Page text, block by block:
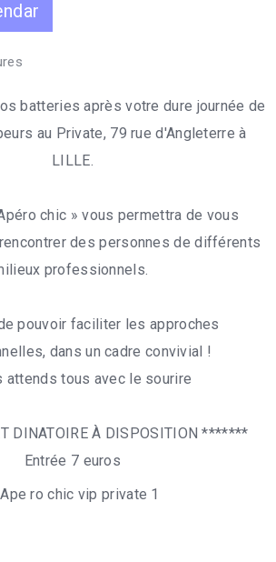
batteries après votre dure journée de
au Private, 79 rue d'Angleterre à
LILLE.
chic » vous permettra de vous
des personnes de différents
professionnels.
pouvoir faciliter les approches
dans un cadre convivial !
attends tous avec le sourire
DINATOIRE À DISPOSITION *******
Entrée 7 euros